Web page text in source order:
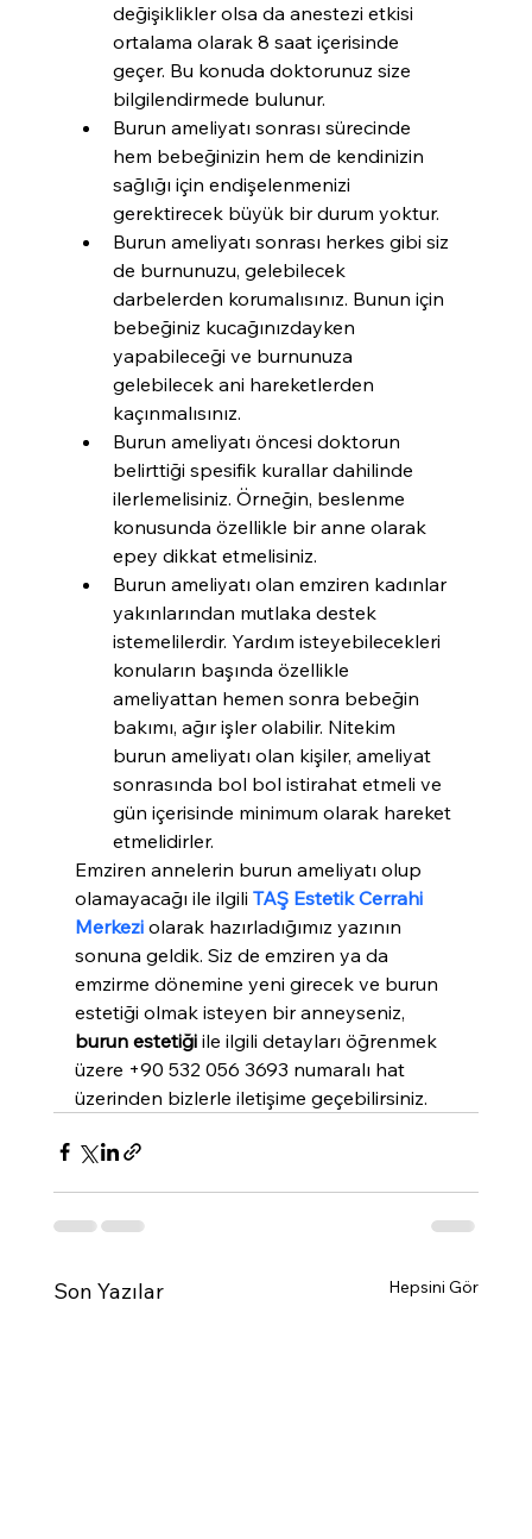
değişiklikler olsa da anestezi etkisi
ortalama olarak 8 saat içerisinde
geçer. Bu konuda doktorunuz size
bilgilendirmede bulunur.
Burun ameliyatı sonrası sürecinde
hem bebeğinizin hem de kendinizin
sağlığı için endişelenmenizi
gerektirecek büyük bir durum yoktur.
Burun ameliyatı sonrası herkes gibi siz
de burnunuzu, gelebilecek
darbelerden korumalısınız. Bunun için
bebeğiniz kucağınızdayken
yapabileceği ve burnunuza
gelebilecek ani hareketlerden
kaçınmalısınız.
Burun ameliyatı öncesi doktorun
belirttiği spesifik kurallar dahilinde
ilerlemelisiniz. Örneğin, beslenme
konusunda özellikle bir anne olarak
epey dikkat etmelisiniz.
Burun ameliyatı olan emziren kadınlar
yakınlarından mutlaka destek
istemelilerdir. Yardım isteyebilecekleri
konuların başında özellikle
ameliyattan hemen sonra bebeğin
bakımı, ağır işler olabilir. Nitekim
burun ameliyatı olan kişiler, ameliyat
sonrasında bol bol istirahat etmeli ve
gün içerisinde minimum olarak hareket
etmelidirler.
Emziren annelerin burun ameliyatı olup
olamayacağı ile ilgili TAŞ Estetik Cerrahi
Merkezi olarak hazırladığımız yazının
sonuna geldik. Siz de emziren ya da
emzirme dönemine yeni girecek ve burun
estetiği olmak isteyen bir anneyseniz,
burun estetiği ile ilgili detayları öğrenmek
üzere +90 532 056 3693 numaralı hat
üzerinden bizlerle iletişime geçebilirsiniz.
Son Yazılar Hepsini Gör